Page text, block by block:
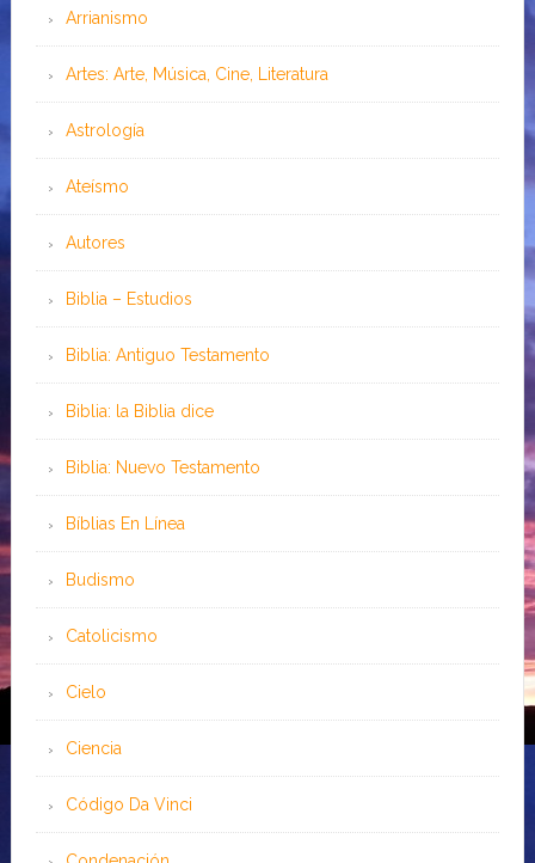
Arrianismo
Artes: Arte, Música, Cine, Literatura
Astrología
Ateísmo
Autores
Biblia – Estudios
Biblia: Antiguo Testamento
Biblia: la Biblia dice
Biblia: Nuevo Testamento
Bíblias En Línea
Budismo
Catolicismo
Cielo
Ciencia
Código Da Vinci